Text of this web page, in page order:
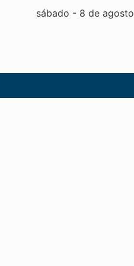
sábado - 8 de agosto